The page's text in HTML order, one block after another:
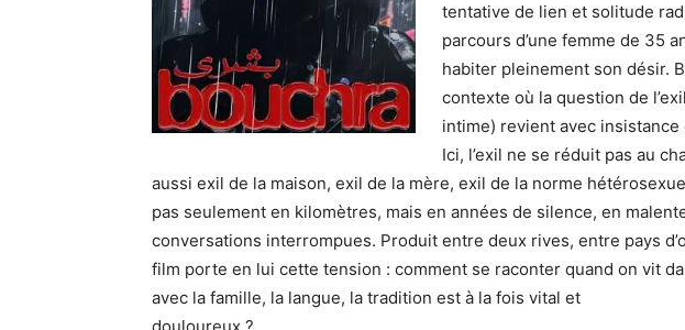
tentative de lien et solitude
parcours d’une femme de 35
habiter pleinement son désir.
contexte où la question de
intime) revient avec
Ici, l’exil ne se réduit pas au
aussi exil de la maison, exil de la mère, exil de la norme
pas seulement en kilomètres, mais en années de silence, en
conversations interrompues. Produit entre deux rives, entre pays
film porte en lui cette tension : comment se raconter quand on vit
avec la famille, la langue, la tradition est à la fois vital et